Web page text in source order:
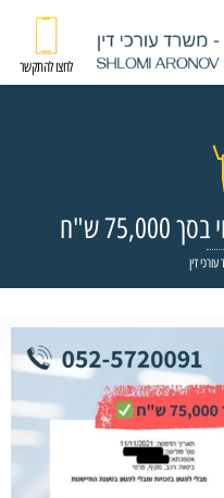
לחצו להתקשר
ש"ח
דין